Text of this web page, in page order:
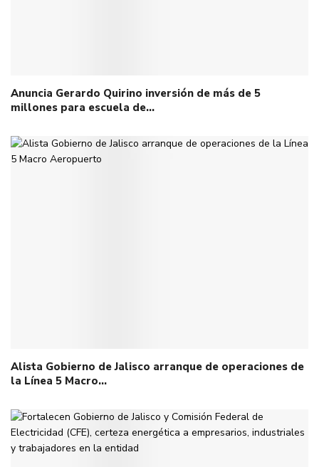
Anuncia Gerardo Quirino inversión de más de 5
millones para escuela de…
Alista Gobierno de Jalisco arranque de operaciones de
la Línea 5 Macro…